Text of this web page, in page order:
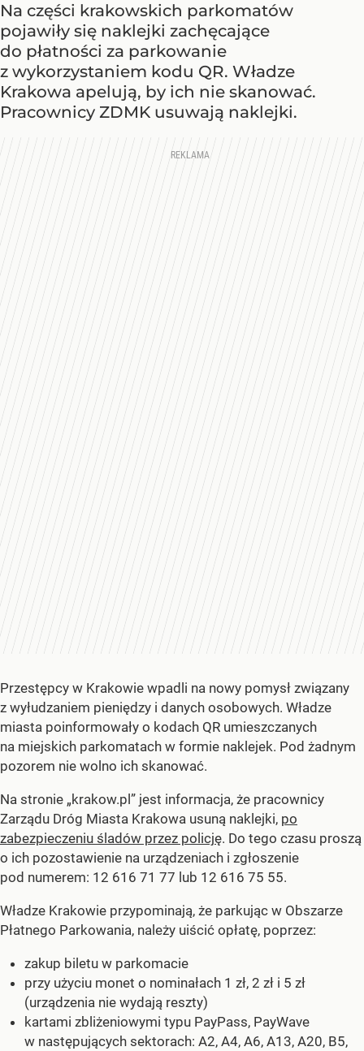
Na części krakowskich parkomatów
pojawiły się naklejki zachęcające
do płatności za parkowanie
z wykorzystaniem kodu QR. Władze
Krakowa apelują, by ich nie skanować.
Pracownicy ZDMK usuwają naklejki.
Przestępcy w Krakowie wpadli na nowy pomysł związany
z wyłudzaniem pieniędzy i danych osobowych. Władze
miasta poinformowały o kodach QR umieszczanych
na miejskich parkomatach w formie naklejek. Pod żadnym
pozorem nie wolno ich skanować.
Na stronie „krakow.pl” jest informacja, że pracownicy
Zarządu Dróg Miasta Krakowa usuną naklejki, po
zabezpieczeniu śladów przez policję. Do tego czasu proszą
o ich pozostawienie na urządzeniach i zgłoszenie
pod numerem: 12 616 71 77 lub 12 616 75 55.
Władze Krakowie przypominają, że parkując w Obszarze
Płatnego Parkowania, należy uiścić opłatę, poprzez:
zakup biletu w parkomacie
przy użyciu monet o nominałach 1 zł, 2 zł i 5 zł
(urządzenia nie wydają reszty)
kartami zbliżeniowymi typu PayPass, PayWave
w następujących sektorach: A2, A4, A6, A13, A20, B5,